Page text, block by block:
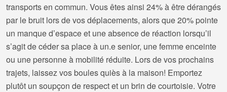
transports en commun. Vous êtes ainsi 24% à être dérangés
par le bruit lors de vos déplacements, alors que 20% pointe
un manque d’espace et une absence de réaction lorsqu’il
s’agit de céder sa place à un.e senior, une femme enceinte
ou une personne à mobilité réduite. Lors de vos prochains
trajets, laissez vos boules quiès à la maison! Emportez
plutôt un soupçon de respect et un brin de courtoisie. Votre